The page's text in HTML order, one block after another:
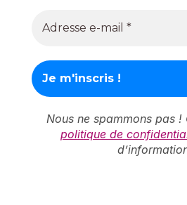
Nous ne spammons pas !
politique de